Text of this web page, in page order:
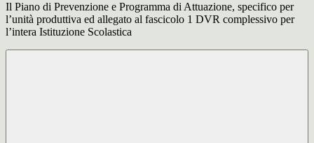
Il Piano di Prevenzione e Programma di Attuazione, specifico per
l’unità produttiva ed allegato al fascicolo 1 DVR complessivo per
l’intera Istituzione Scolastica